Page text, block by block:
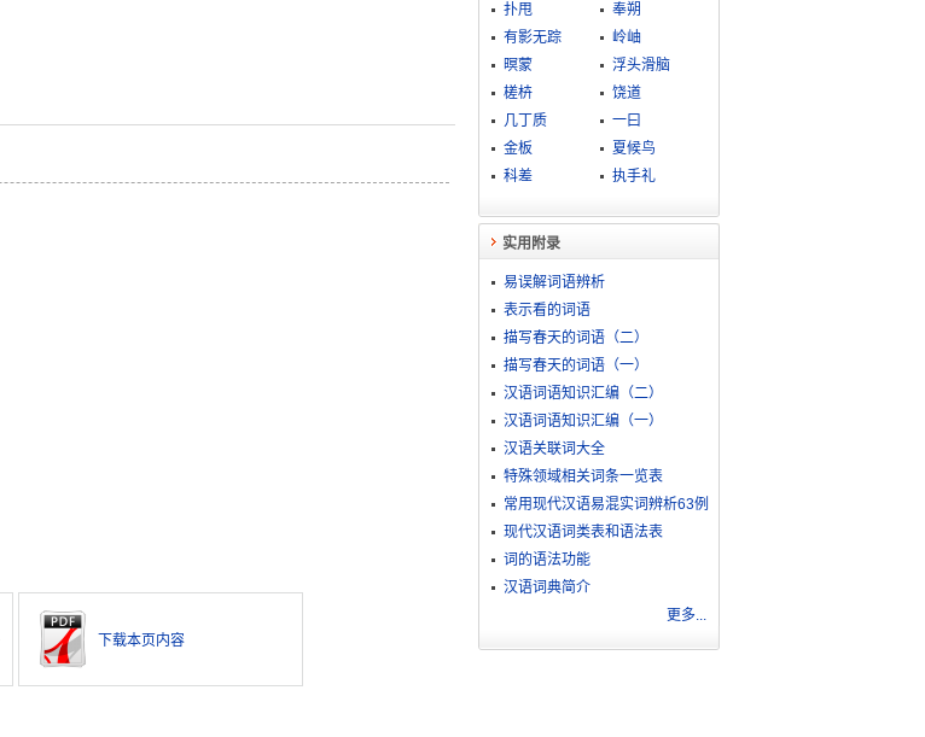
下载本页内容
扑甩
奉朔
有影无踪
岭岫
暝蒙
浮头滑脑
槎枿
饶道
几丁质
一曰
金板
夏候鸟
科差
执手礼
实用附录
易误解词语辨析
表示看的词语
描写春天的词语（二）
描写春天的词语（一）
汉语词语知识汇编（二）
汉语词语知识汇编（一）
汉语关联词大全
特殊领域相关词条一览表
常用现代汉语易混实词辨析63例
现代汉语词类表和语法表
词的语法功能
汉语词典简介
更多...